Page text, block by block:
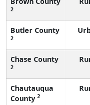
2
Butler County
2
Chase County
2
Chautauqua
County 2